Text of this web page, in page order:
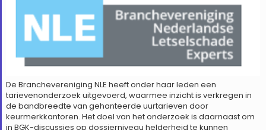
De Branchevereniging NLE heeft onder haar leden een
tarievenonderzoek uitgevoerd, waarmee inzicht is verkregen in
de bandbreedte van gehanteerde uurtarieven door
keurmerkkantoren. Het doel van het onderzoek is daarnaast om
in BGK-discussies op dossierniveau helderheid te kunnen